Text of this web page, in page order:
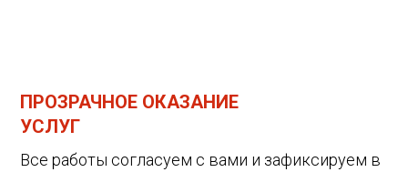
ПРОЗРАЧНОЕ ОКАЗАНИЕ
УСЛУГ
Все работы согласуем с вами и зафиксируем в